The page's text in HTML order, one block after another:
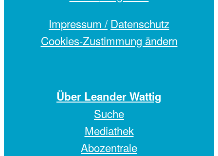
Impressum / Datenschutz
Cookies-Zustimmung ändern
Über Leander Wattig
Suche
Mediathek
Abozentrale